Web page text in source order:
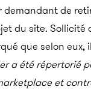
demandant de
du site. Sollicité
que selon eux,
a été répertorié
et